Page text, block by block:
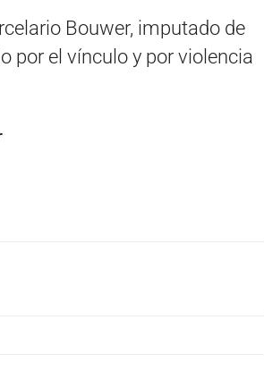
Bouwer, imputado de
por el vínculo y por violencia